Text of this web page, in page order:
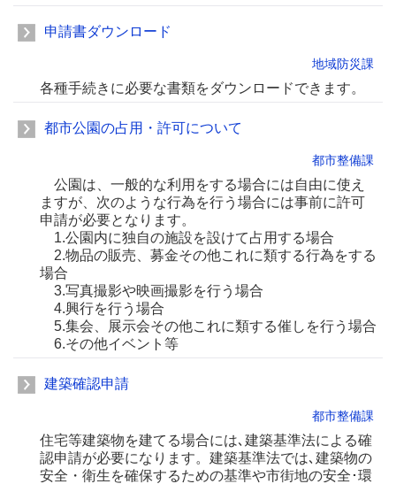
申請書ダウンロード
地域防災課
各種手続きに必要な書類をダウンロードできます。
都市公園の占用・許可について
都市整備課
公園は、一般的な利用をする場合には自由に使え
ますが、次のような行為を行う場合には事前に許可
申請が必要となります。
1.公園内に独自の施設を設けて占用する場合
2.物品の販売、募金その他これに類する行為をする
場合
3.写真撮影や映画撮影を行う場合
4.興行を行う場合
5.集会、展示会その他これに類する催しを行う場合
6.その他イベント等
建築確認申請
都市整備課
住宅等建築物を建てる場合には､建築基準法による確
認申請が必要になります。建築基準法では､建築物の
安全・衛生を確保するための基準や市街地の安全･環